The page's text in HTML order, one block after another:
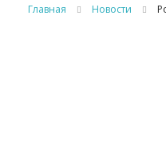
Главная Новости